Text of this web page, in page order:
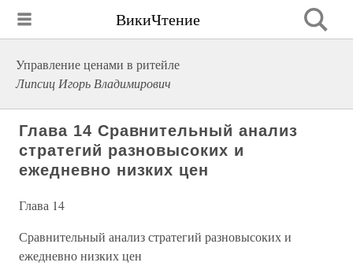
ВикиЧтение
Управление ценами в ритейле
Липсиц Игорь Владимирович
Глава 14 Сравнительный анализ
стратегий разновысоких и
ежедневно низких цен
Глава 14
Сравнительный анализ стратегий разновысоких и
ежедневно низких цен